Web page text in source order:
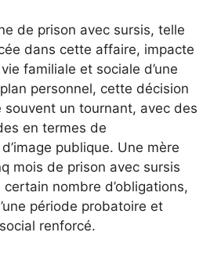
de prison avec sursis, telle
dans cette affaire, impacte
familiale et sociale d’une
personnel, cette décision
souvent un tournant, avec des
en termes de
publique. Une mère
mois de prison avec sursis
nombre d’obligations,
période probatoire et
renforcé.